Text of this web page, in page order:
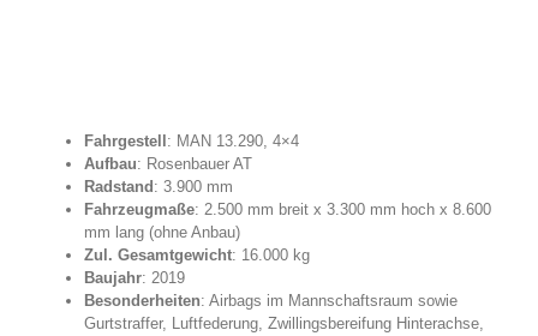
Fahrgestell : MAN 13.290, 4×4
Aufbau: Rosenbauer AT
Radstand : 3.900 mm
Fahrzeugmaße: 2.500 mm breit x 3.300 mm hoch x 8.600
mm lang (ohne Anbau)
Zul. Gesamtgewicht: 16.000 kg
Baujahr: 2019
Besonderheiten: Airbags im Mannschaftsraum sowie
Gurtstraffer, Luftfederung, Zwillingsbereifung Hinterachse,